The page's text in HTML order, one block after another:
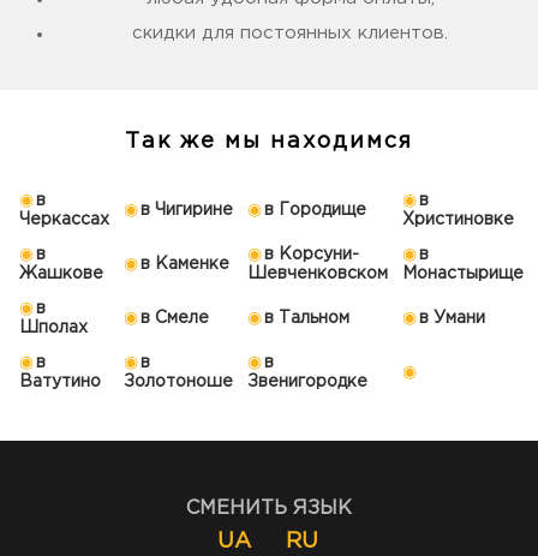
скидки для постоянных клиентов.
Так же мы находимся
в
Черкассах
в Чигирине в Городище
в
Христиновке
в
Жашкове
в Каменке
в Корсуни-
Шевченковском
в
Монастырище
в
Шполах
в Смеле в Тальном в Умани
в
Ватутино
в
Золотоноше
в
Звенигородке
СМЕНИТЬ ЯЗЫК
UA RU